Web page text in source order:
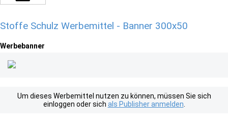
Stoffe Schulz Werbemittel - Banner 300x50
Werbebanner
Um dieses Werbemittel nutzen zu können, müssen Sie sich
einloggen oder sich als Publisher anmelden